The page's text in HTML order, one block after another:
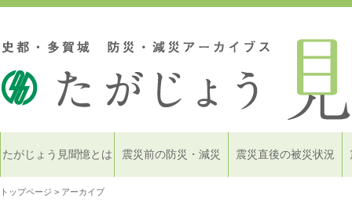
たがじょう見聞憶とは 震災前の防災・減災 震災直後の被災状況
トップページ > アーカイブ